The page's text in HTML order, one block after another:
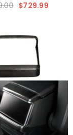
2023)
$729.99